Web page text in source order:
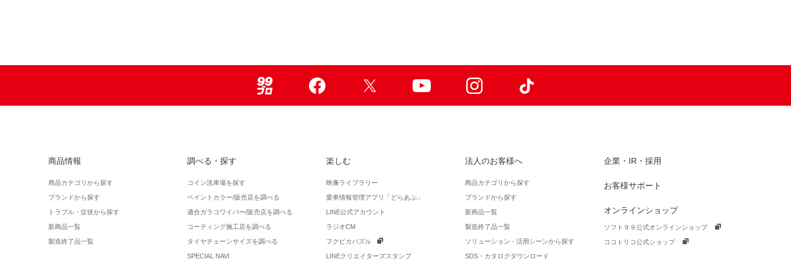
商品情報
商品カテゴリから探す
ブランドから探す
トラブル・症状から探す
新商品一覧
製造終了品一覧
調べる・探す
コイン洗車場を探す
ペイントカラー/販売店を調べる
適合ガラコワイパー/販売店を調べる
コーティング施工店を調べる
タイヤチェーンサイズを調べる
SPECIAL NAVI
楽しむ
映像ライブラリー
愛車情報管理アプリ「どらあぷ」
LINE公式アカウント
ラジオCM
フクピカパズル
LINEクリエイターズスタンプ
法人のお客様へ
商品カテゴリから探す
ブランドから探す
新商品一覧
製造終了品一覧
ソリューション - 活用シーンから探す
SDS・カタログダウンロード
企業・IR・採用
お客様サポート
オンラインショップ
ソフト９９公式オンラインショップ
ココトリコ公式ショップ